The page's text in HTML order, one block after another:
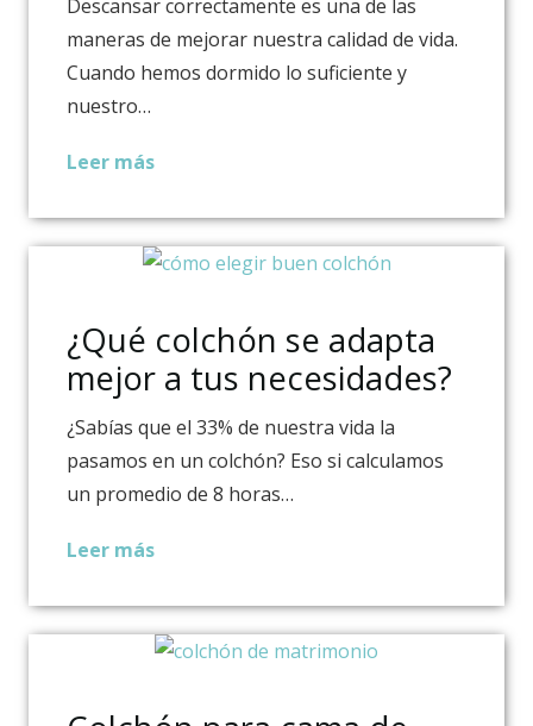
Descansar correctamente es una de las
maneras de mejorar nuestra calidad de vida.
Cuando hemos dormido lo suficiente y
nuestro…
Leer más
¿Qué colchón se adapta
mejor a tus necesidades?
¿Sabías que el 33% de nuestra vida la
pasamos en un colchón? Eso si calculamos
un promedio de 8 horas…
Leer más